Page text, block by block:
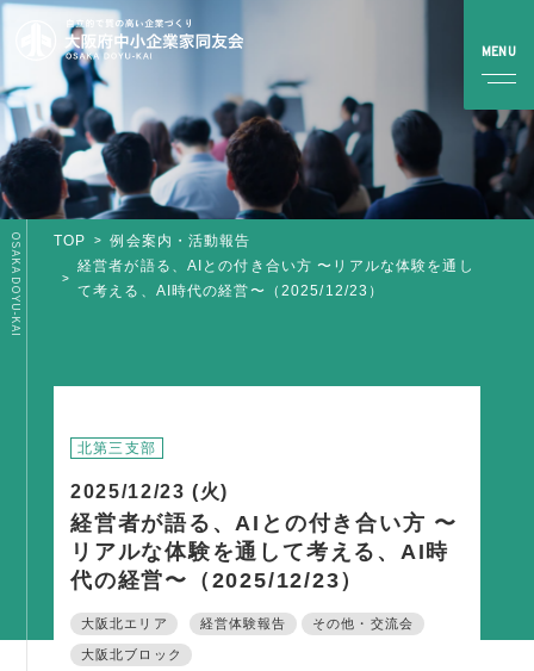
活動内容
全国行事
TOP
例会案内・活動報告
経営者が語る、AIとの付き合い方 〜リアルな体験を通し
て考える、AI時代の経営〜（2025/12/23）
OSAKA DOYU-KAI
北第三支部
2025/12/23 (火)
経営者が語る、AIとの付き合い方 〜
リアルな体験を通して考える、AI時
代の経営〜（2025/12/23）
大阪北エリア 経営体験報告 その他・交流会
大阪北ブロック